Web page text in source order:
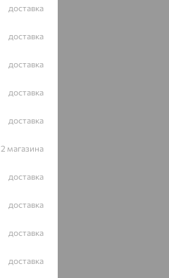
доставка
доставка
доставка
доставка
доставка
2 магазина
доставка
доставка
доставка
доставка